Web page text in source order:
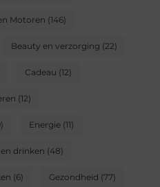
Motoren (146)
Beauty en verzorging (22)
Cadeau (12)
(12)
Energie (11)
drinken (48)
(6) Gezondheid (77)